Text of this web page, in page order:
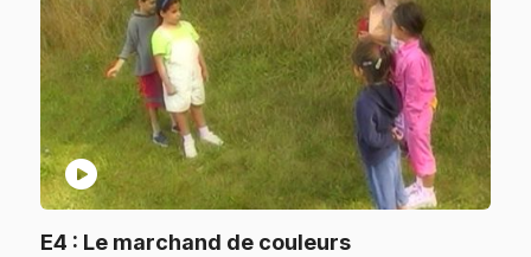
play_circle
E4 : Le marchand de couleurs.